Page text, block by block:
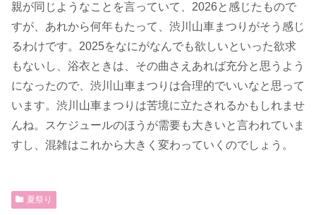
親が同じようなことを言っていて、2026と感じたもので
すが、あれから何年もたって、渋川山車まつりがそう感じ
るわけです。2025をなにがなんでも欲しいといった欲求
もないし、浴衣ときは、その曲さえあれば充分と思うよう
になったので、渋川山車まつりは合理的でいいなと思って
います。渋川山車まつりは苦境に立たされるかもしれませ
んね。スケジュールのほうが需要も大きいと言われていま
すし、混雑はこれから大きく変わっていくのでしょう。
夏祭り